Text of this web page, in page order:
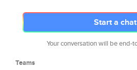
Start a chat
Your conversation will be end-
Teams